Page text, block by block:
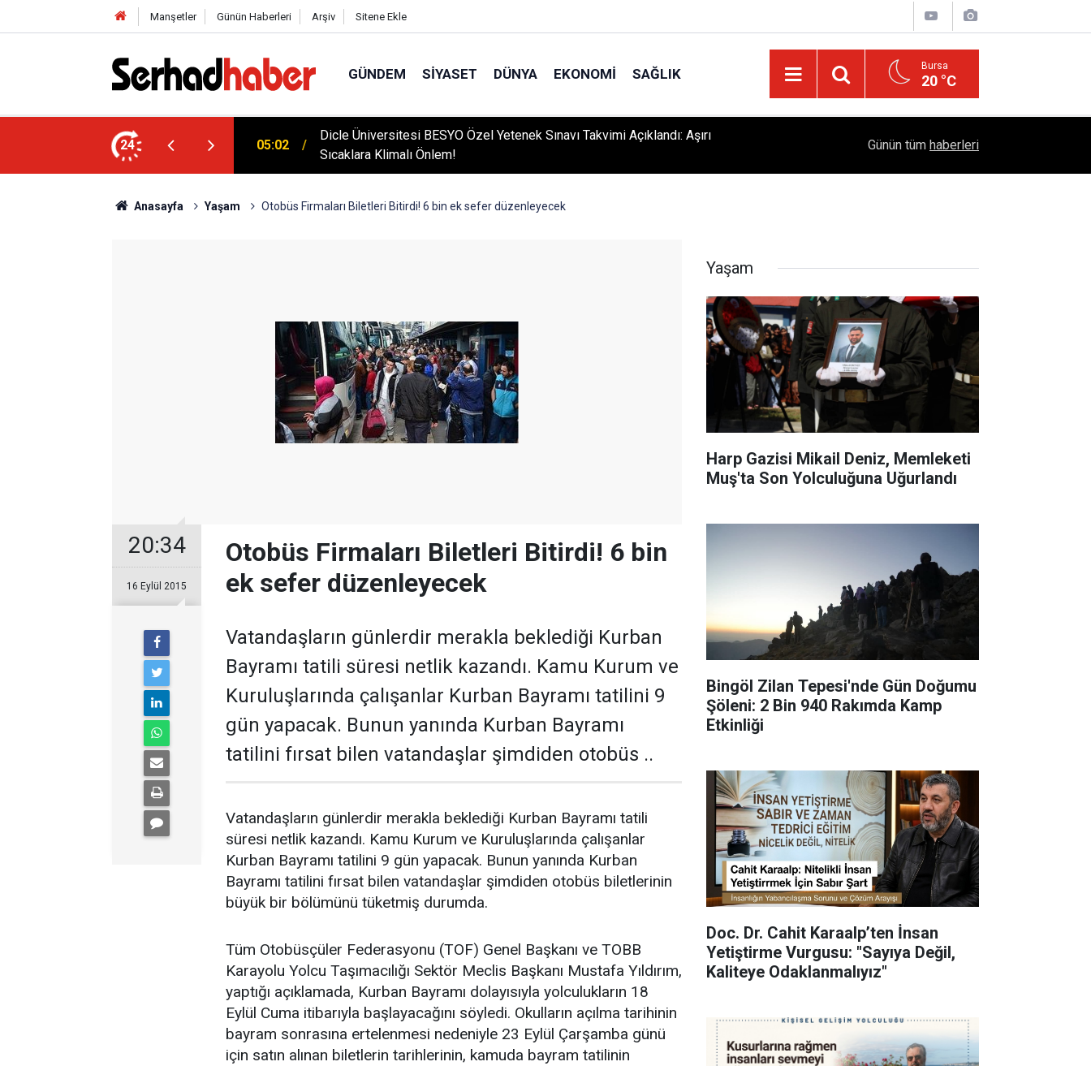
Manşetler Günün Haberleri Arşiv Sitene Ekle
GÜNDEM SIYASET DÜNYA EKONOMI SAĞLIK Bursa
20 °C
24
Zirvesine Güçlü Destek: Rektör Prof. Dr.
05:02
Dicle Üniversitesi BESYO Özel Yetenek Sınavı Takvimi Açıklandı: Aşırı
Sıcaklara Klimalı Önlem!
Diyarbakır'da İşçi Kıyımı: 45 Derece Sıcakta
Günün tüm haberleri
Anasayfa Yaşam Otobüs Firmaları Biletleri Bitirdi! 6 bin ek sefer düzenleyecek
20:34
16 Eylül 2015
Otobüs Firmaları Biletleri Bitirdi! 6 bin
ek sefer düzenleyecek
Vatandaşların günlerdir merakla beklediği Kurban
Bayramı tatili süresi netlik kazandı. Kamu Kurum ve
Kuruluşlarında çalışanlar Kurban Bayramı tatilini 9
gün yapacak. Bunun yanında Kurban Bayramı
tatilini fırsat bilen vatandaşlar şimdiden otobüs ..
Vatandaşların günlerdir merakla beklediği Kurban Bayramı tatili
süresi netlik kazandı. Kamu Kurum ve Kuruluşlarında çalışanlar
Kurban Bayramı tatilini 9 gün yapacak. Bunun yanında Kurban
Bayramı tatilini fırsat bilen vatandaşlar şimdiden otobüs biletlerinin
büyük bir bölümünü tüketmiş durumda.
Tüm Otobüsçüler Federasyonu (TOF) Genel Başkanı ve TOBB
Karayolu Yolcu Taşımacılığı Sektör Meclis Başkanı Mustafa Yıldırım,
yaptığı açıklamada, Kurban Bayramı dolayısıyla yolculukların 18
Eylül Cuma itibarıyla başlayacağını söyledi. Okulların açılma tarihinin
bayram sonrasına ertelenmesi nedeniyle 23 Eylül Çarşamba günü
için satın alınan biletlerin tarihlerinin, kamuda bayram tatilinin
Yaşam
Harp Gazisi Mikail Deniz, Memleketi
Muş'ta Son Yolculuğuna Uğurlandı
Bingöl Zilan Tepesi'nde Gün Doğumu
Şöleni: 2 Bin 940 Rakımda Kamp
Etkinliği
Doc. Dr. Cahit Karaalp’ten İnsan
Yetiştirme Vurgusu: "Sayıya Değil,
Kaliteye Odaklanmalıyız"